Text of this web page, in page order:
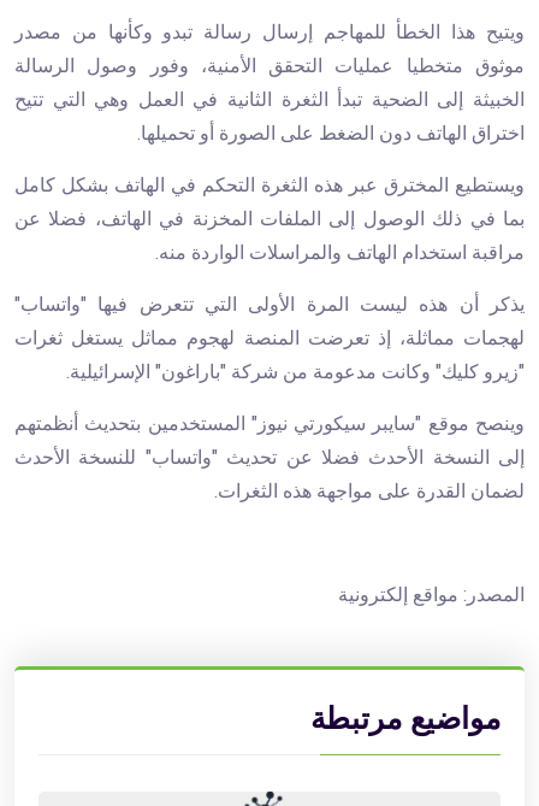
ويتيح هذا الخطأ للمهاجم إرسال رسالة تبدو وكأنها من مصدر
موثوق متخطيا عمليات التحقق الأمنية، وفور وصول الرسالة
الخبيثة إلى الضحية تبدأ الثغرة الثانية في العمل وهي التي تتيح
اختراق الهاتف دون الضغط على الصورة أو تحميلها.
ويستطيع المخترق عبر هذه الثغرة التحكم في الهاتف بشكل كامل
بما في ذلك الوصول إلى الملفات المخزنة في الهاتف، فضلا عن
مراقبة استخدام الهاتف والمراسلات الواردة منه.
يذكر أن هذه ليست المرة الأولى التي تتعرض فيها "واتساب"
لهجمات مماثلة، إذ تعرضت المنصة لهجوم مماثل يستغل ثغرات
"زيرو كليك" وكانت مدعومة من شركة "باراغون" الإسرائيلية.
وينصح موقع "سايبر سيكورتي نيوز" المستخدمين بتحديث أنظمتهم
إلى النسخة الأحدث فضلا عن تحديث "واتساب" للنسخة الأحدث
لضمان القدرة على مواجهة هذه الثغرات.
المصدر: مواقع إلكترونية
مواضيع مرتبطة